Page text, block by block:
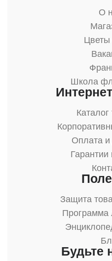
О
Цветы
Школа
Каталог
Оплата и
Гарантии
Защита
Программа
Будьте